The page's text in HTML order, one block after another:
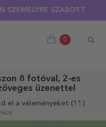
SZABOTT PÓLÓRA
OS KEDVEZMÉNY TÖBB
0
8 fotóval, 2-es
üzenettel
el a véleményeket (11 )
9624